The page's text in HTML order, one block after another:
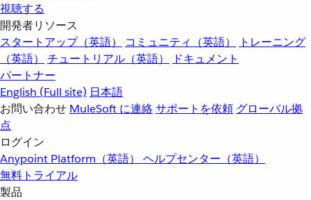
視聴する
開発者リソース
スタートアップ（英語）
コミュニティ（英語）
トレーニング
（英語）
チュートリアル（英語）
ドキュメント
パートナー
English (Full site) 日本語
お問い合わせ MuleSoft に連絡サポートを依頼 グローバル拠
点
ログイン
Anypoint Platform（英語） ヘルプセンター（英語）
無料トライアル
製品